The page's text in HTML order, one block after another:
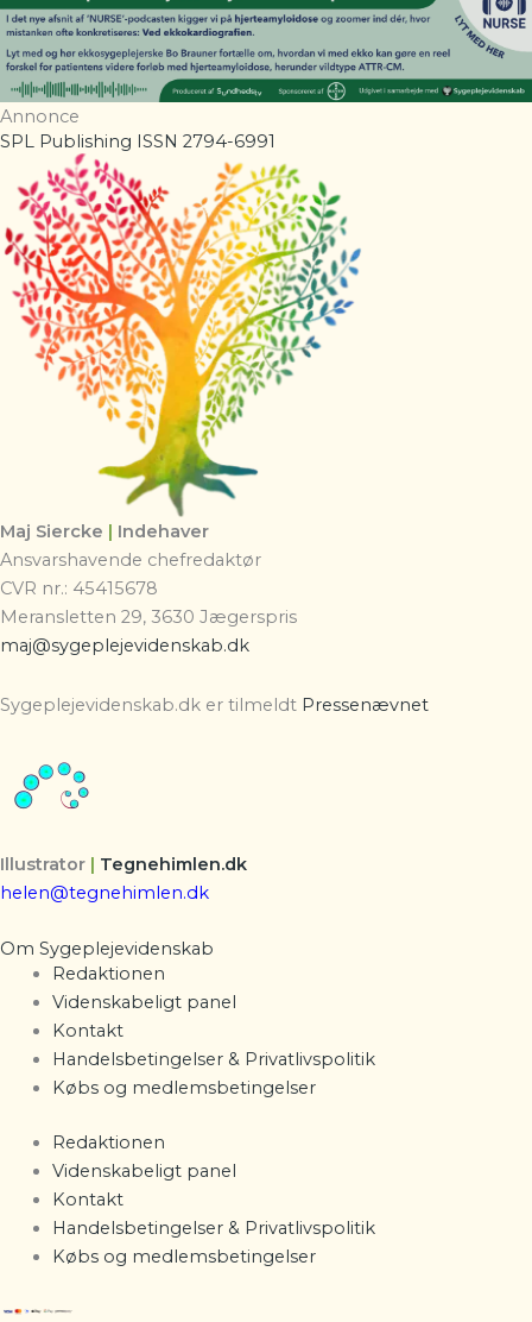
Annonce
SPL Publishing ISSN 2794-6991
Maj Siercke | Indehaver
Ansvarshavende chefredaktør
CVR nr.: 45415678
Meransletten 29, 3630 Jægerspris
maj@sygeplejevidenskab.dk
Sygeplejevidenskab.dk er tilmeldt Pressenævnet
Illustrator | Tegnehimlen.dk
helen@tegnehimlen.dk
Om Sygeplejevidenskab
Redaktionen
Videnskabeligt panel
Kontakt
Handelsbetingelser & Privatlivspolitik
Købs og medlemsbetingelser
Redaktionen
Videnskabeligt panel
Kontakt
Handelsbetingelser & Privatlivspolitik
Købs og medlemsbetingelser